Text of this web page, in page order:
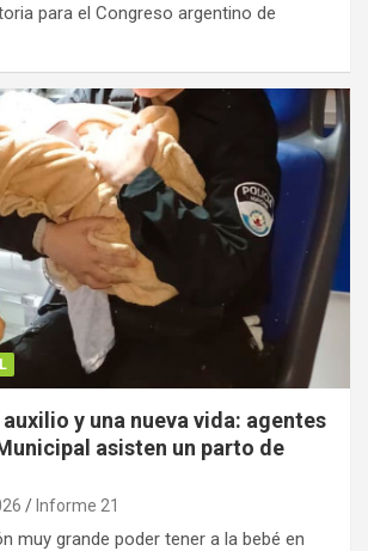
para el Congreso argentino de
y una nueva vida: agentes
asisten un parto de
Informe 21
muy grande poder tener a la bebé en